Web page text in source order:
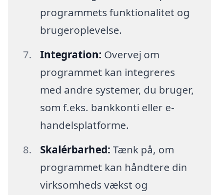
programmets funktionalitet og
brugeroplevelse.
Integration: Overvej om
programmet kan integreres
med andre systemer, du bruger,
som f.eks. bankkonti eller e-
handelsplatforme.
Skalérbarhed: Tænk på, om
programmet kan håndtere din
virksomheds vækst og